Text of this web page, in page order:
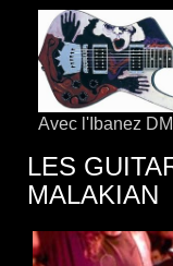
Avec l'Ibanez
LES
MALAKIAN